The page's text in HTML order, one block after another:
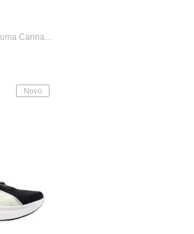
Tênis Casual Feminino Puma Carina 3.0 Sd Bdp Bege
Novo